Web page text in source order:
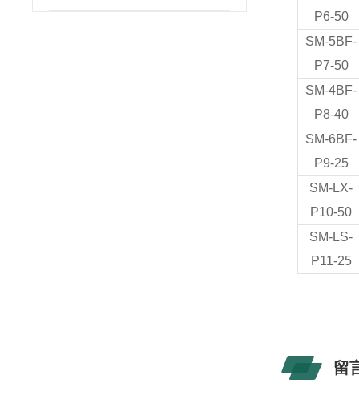
P6-50
SM-5BF-
P7-50
SM-4BF-
P8-40
SM-6BF-
P9-25
SM-LX-
P10-50
SM-LS-
P11-25
留